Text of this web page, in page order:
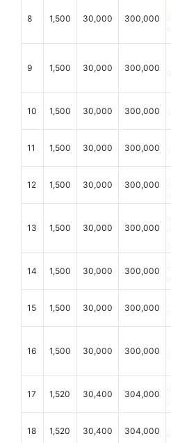
8 1,500 30,000 300,000
9 1,500 30,000 300,000
10 1,500 30,000 300,000
11 1,500 30,000 300,000
12 1,500 30,000 300,000
13 1,500 30,000 300,000
14 1,500 30,000 300,000
15 1,500 30,000 300,000
16 1,500 30,000 300,000
17 1,520 30,400 304,000
18 1,520 30,400 304,000